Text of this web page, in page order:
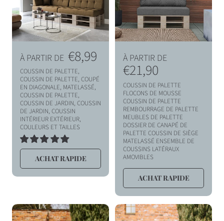
P
r
i
x
h
a
b
i
t
u
l
À PARTIR DE €8,99
COUSSIN DE PALETTE,
COUSSIN DE PALETTE, COUPÉ
EN DIAGONALE, MATELASSÉ,
COUSSIN DE PALETTE,
COUSSIN DE JARDIN, COUSSIN
DE JARDIN, COUSSIN
INTÉRIEUR EXTÉRIEUR,
COULEURS ET TAILLES
DES
AVIS
ACHAT RAPIDE
P
r
i
x
h
a
b
i
t
u
e
l
À PARTIR DE
€21,90
COUSSIN DE PALETTE
FLOCONS DE MOUSSE
COUSSIN DE PALETTE
REMBOURRAGE DE PALETTE
MEUBLES DE PALETTE
DOSSIER DE CANAPÉ DE
PALETTE COUSSIN DE SIÈGE
MATELASSÉ ENSEMBLE DE
COUSSINS LATÉRAUX
AMOVIBLES
ACHAT RAPIDE